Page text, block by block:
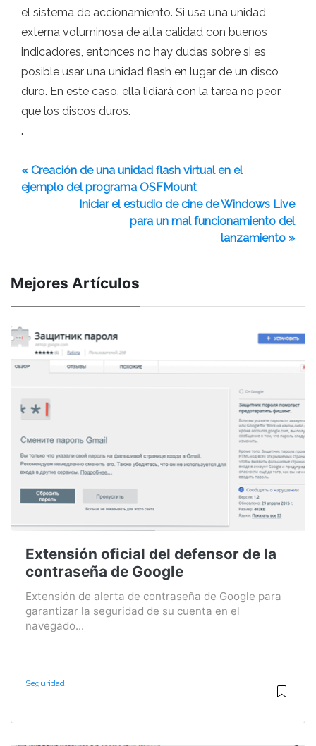
el sistema de accionamiento. Si usa una unidad
externa voluminosa de alta calidad con buenos
indicadores, entonces no hay dudas sobre si es
posible usar una unidad flash en lugar de un disco
duro. En este caso, ella lidiará con la tarea no peor
que los discos duros.
"
« Creación de una unidad flash virtual en el
ejemplo del programa OSFMount
Iniciar el estudio de cine de Windows Live
para un mal funcionamiento del
lanzamiento »
Mejores Artículos
Extensión oficial del defensor de la
contraseña de Google
Extensión de alerta de contraseña de Google para
garantizar la seguridad de su cuenta en el
navegado...
Seguridad